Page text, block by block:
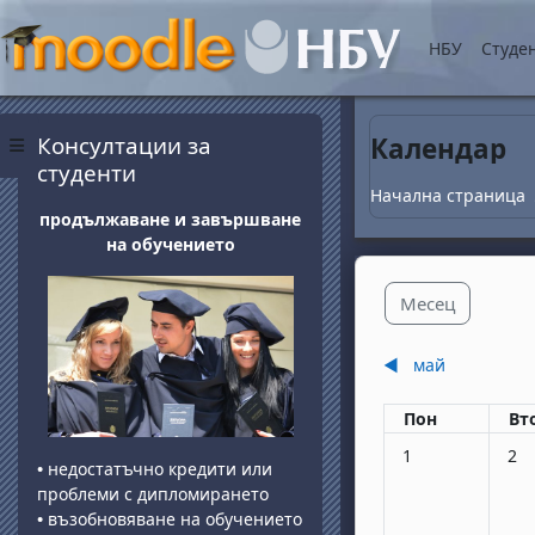
Прескочи на
Страничен панел
НБУ
Календар
Начална страница
Месец
◀︎ май
Понеделник
Пон
Няма събития,
1 2
Блокове
Консултации за
студенти
продължаване и завършване
на обучението
• недостатъчно кредити или
проблеми с дипломирането
• възобновяване на обучението